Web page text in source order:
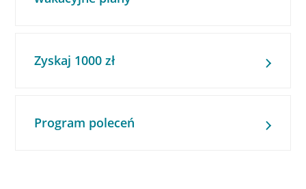
Zyskaj 1000 zł
Program poleceń